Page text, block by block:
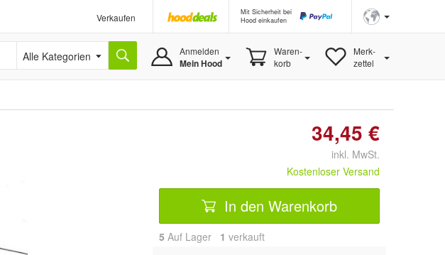
Verkaufen
Mit Sicherheit bei
Hood einkaufen
Alle Kategorien Anmelden
Mein Hood
Waren-
korb
Merk-
zettel
34,45 €
inkl. MwSt.
Kostenloser Versand
In den Warenkorb
5 Auf Lager 1 verkauft